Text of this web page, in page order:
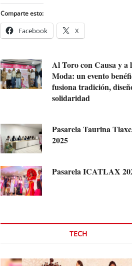
Comparte esto:
Facebook X
Al Toro con Causa y a
Moda: un evento
fusiona tradición,
solidaridad
Pasarela Taurina
2025
Pasarela ICATLAX
TECH